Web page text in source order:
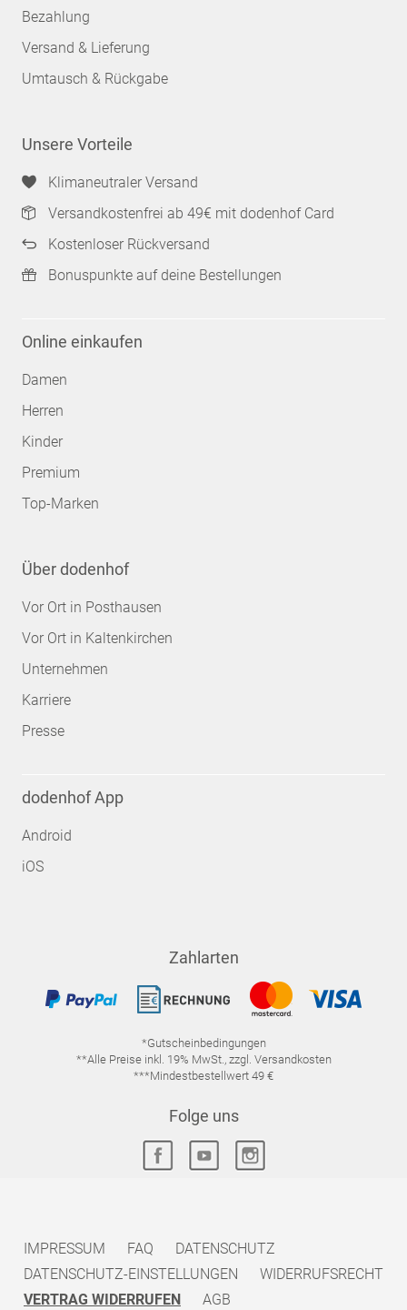
Bezahlung
Versand & Lieferung
Umtausch & Rückgabe
Unsere Vorteile
Klimaneutraler Versand
Versandkostenfrei ab 49€ mit dodenhof Card
Kostenloser Rückversand
Bonuspunkte auf deine Bestellungen
Online einkaufen
Damen
Herren
Kinder
Premium
Top-Marken
Über dodenhof
Vor Ort in Posthausen
Vor Ort in Kaltenkirchen
Unternehmen
Karriere
Presse
dodenhof App
Android
iOS
Zahlarten
*Gutscheinbedingungen
**Alle Preise inkl. 19% MwSt., zzgl. Versandkosten
***Mindestbestellwert 49 €
Folge uns
IMPRESSUM FAQ
DATENSCHUTZ
DATENSCHUTZ-EINSTELLUNGEN
WIDERRUFSRECHT
VERTRAG WIDERRUFEN
AGB